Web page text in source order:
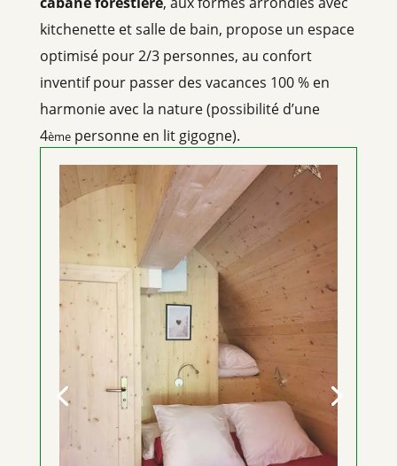
kitchenette et salle de bain, propose un espace
optimisé pour 2/3 personnes, au confort
inventif pour passer des vacances 100 % en
harmonie avec la nature (possibilité d’une
4èmepersonne en lit gigogne).